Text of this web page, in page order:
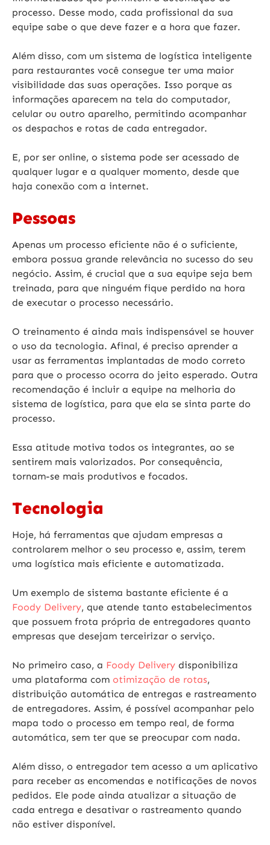
processo. Desse modo, cada profissional da sua
equipe sabe o que deve fazer e a hora que fazer.
Além disso, com um sistema de logística inteligente
para restaurantes você consegue ter uma maior
visibilidade das suas operações. Isso porque as
informações aparecem na tela do computador,
celular ou outro aparelho, permitindo acompanhar
os despachos e rotas de cada entregador.
E, por ser online, o sistema pode ser acessado de
qualquer lugar e a qualquer momento, desde que
haja conexão com a internet.
Pessoas
Apenas um processo eficiente não é o suficiente,
embora possua grande relevância no sucesso do seu
negócio. Assim, é crucial que a sua equipe seja bem
treinada, para que ninguém fique perdido na hora
de executar o processo necessário.
O treinamento é ainda mais indispensável se houver
o uso da tecnologia. Afinal, é preciso aprender a
usar as ferramentas implantadas de modo correto
para que o processo ocorra do jeito esperado. Outra
recomendação é incluir a equipe na melhoria do
sistema de logística, para que ela se sinta parte do
processo.
Essa atitude motiva todos os integrantes, ao se
sentirem mais valorizados. Por consequência,
tornam-se mais produtivos e focados.
Tecnologia
Hoje, há ferramentas que ajudam empresas a
controlarem melhor o seu processo e, assim, terem
uma logística mais eficiente e automatizada.
Um exemplo de sistema bastante eficiente é a
Foody Delivery, que atende tanto estabelecimentos
que possuem frota própria de entregadores quanto
empresas que desejam terceirizar o serviço.
No primeiro caso, a Foody Delivery disponibiliza
uma plataforma com otimização de rotas,
distribuição automática de entregas e rastreamento
de entregadores. Assim, é possível acompanhar pelo
mapa todo o processo em tempo real, de forma
automática, sem ter que se preocupar com nada.
Além disso, o entregador tem acesso a um aplicativo
para receber as encomendas e notificações de novos
pedidos. Ele pode ainda atualizar a situação de
cada entrega e desativar o rastreamento quando
não estiver disponível.